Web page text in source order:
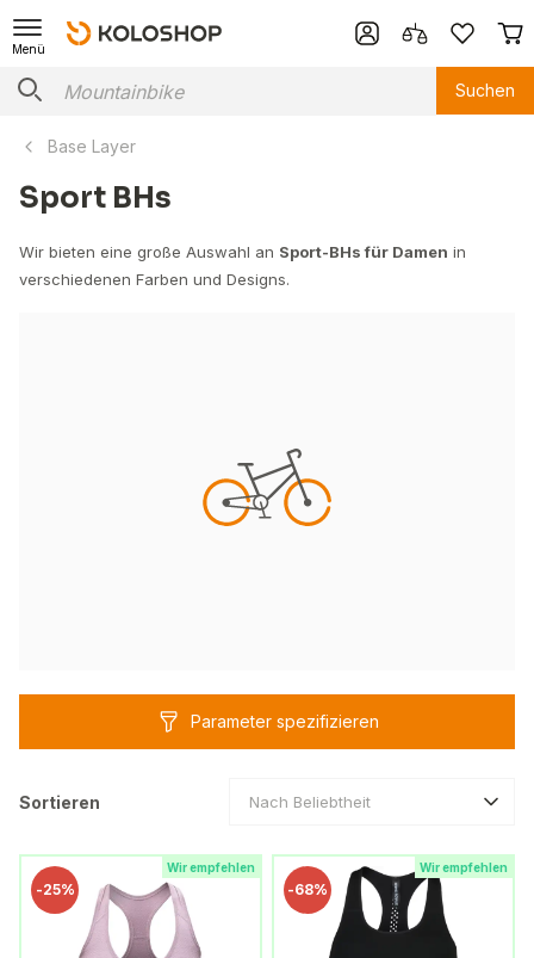
Menü
Suchen
Base Layer
Sport BHs
Wir bieten eine große Auswahl an Sport-BHs für Damen in
verschiedenen Farben und Designs.
Parameter spezifizieren
Sortieren Nach Beliebtheit
Wir empfehlen
-25%
Wir empfehlen
-68%